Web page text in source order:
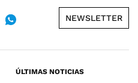
NEWSLETTER
ÚLTIMAS NOTICIAS